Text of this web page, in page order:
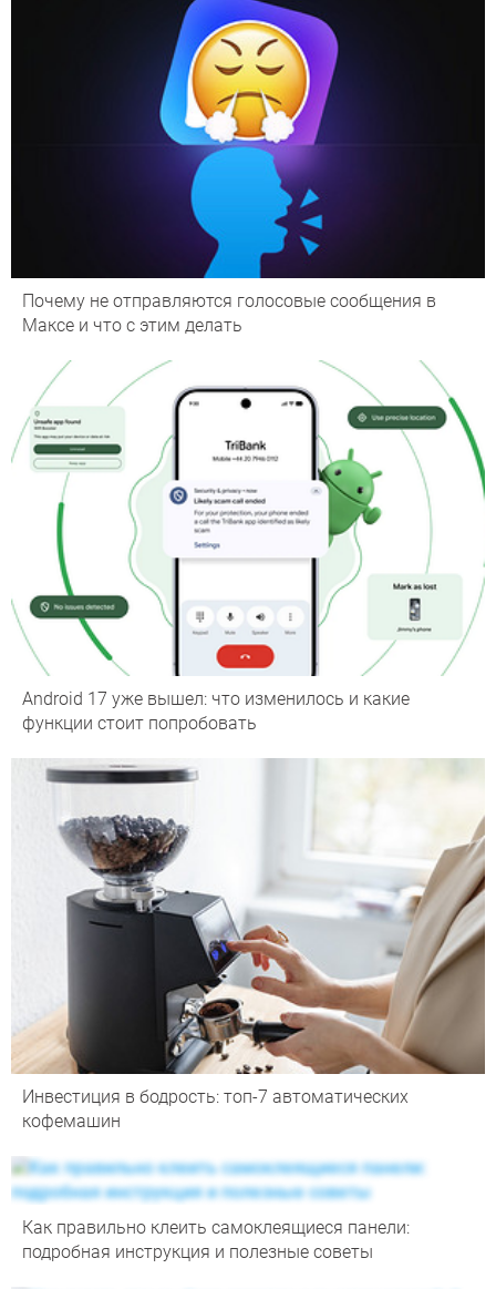
Почему не отправляются голосовые сообщения в
Максе и что с этим делать
Android 17 уже вышел: что изменилось и какие
функции стоит попробовать
Инвестиция в бодрость: топ-7 автоматических
кофемашин
Как правильно клеить самоклеящиеся панели:
подробная инструкция и полезные советы